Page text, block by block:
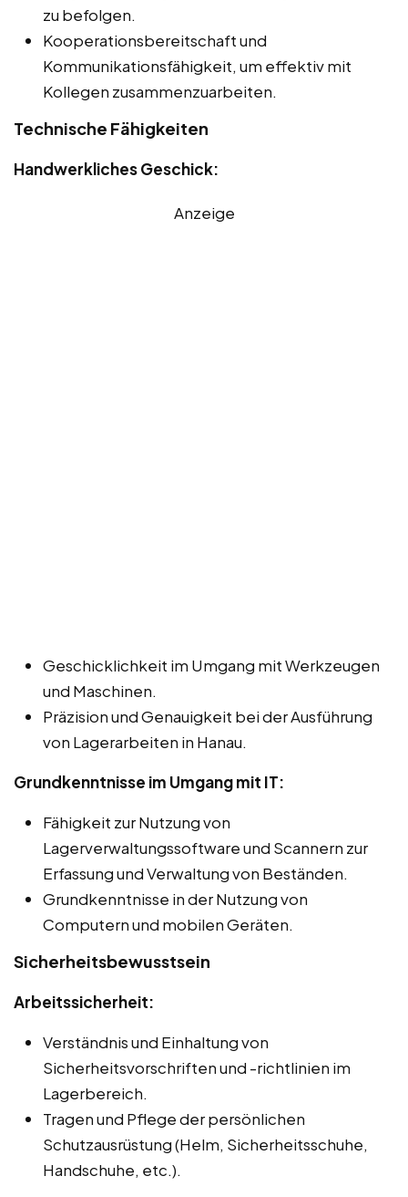
zu befolgen.
Kooperationsbereitschaft und
Kommunikationsfähigkeit, um effektiv mit
Kollegen zusammenzuarbeiten.
Technische Fähigkeiten
Handwerkliches Geschick:
Anzeige
Geschicklichkeit im Umgang mit Werkzeugen
und Maschinen.
Präzision und Genauigkeit bei der Ausführung
von Lagerarbeiten in Hanau.
Grundkenntnisse im Umgang mit IT:
Fähigkeit zur Nutzung von
Lagerverwaltungssoftware und Scannern zur
Erfassung und Verwaltung von Beständen.
Grundkenntnisse in der Nutzung von
Computern und mobilen Geräten.
Sicherheitsbewusstsein
Arbeitssicherheit:
Verständnis und Einhaltung von
Sicherheitsvorschriften und -richtlinien im
Lagerbereich.
Tragen und Pflege der persönlichen
Schutzausrüstung (Helm, Sicherheitsschuhe,
Handschuhe, etc.).